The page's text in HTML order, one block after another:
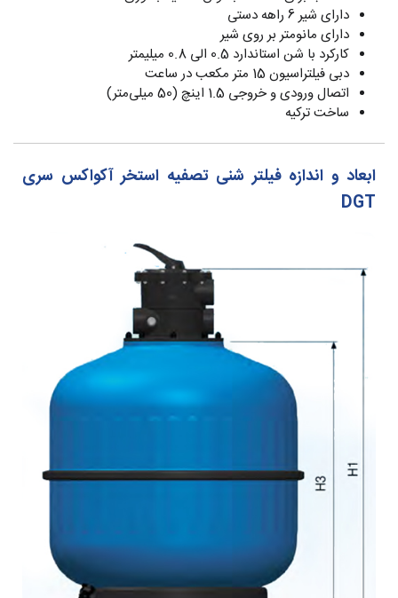
دارای شیر 6 راهه دستی
دارای مانومتر بر روی شیر
کارکرد با شن استاندارد 0.5 الی 0.8 میلیمتر
دبی فیلتراسیون 15 متر مکعب در ساعت
اتصال ورودی و خروجی 1.5 اینچ (50 میلی‌متر)
ساخت ترکیه
ابعاد و اندازه فیلتر شنی تصفیه استخر آکواکس سری
DGT